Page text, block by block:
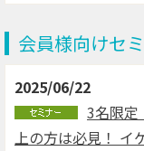
会員様向けセ
2025/06/22
3名限定
上の方は必見！ イ